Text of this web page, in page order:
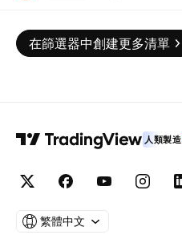
在篩選器中創建更多清單
人類製造
繁體中文